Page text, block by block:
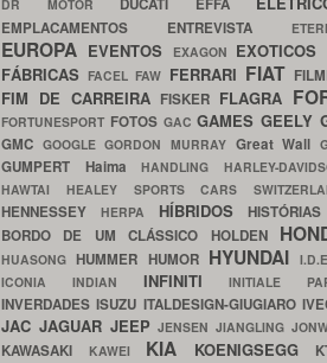
DR MOTOR DUCATI EFFA
EMPLACAMENTOS ENTREVISTA
EUROPA EVENTOS EXAGON EXOTICOS
FÁBRICASFACELFAW FERRARI FIAT
FIM DE CARREIRA FISKER FLAGRA
FORTUNESPORT FOTOS GACGAMESGEELY
GMC GOOGLEGORDON MURRAY Great Wall
GUMPERT HaimaHANDLINGHARLEY-
HAWTAI HEALEY SPORTS CARS
HENNESSEY HERPA HÍBRIDOS
BORDO DE UM CLÁSSICO HOLDEN
HUASONGHUMMER HUMOR HYUNDAI
ICONIA INDIAN INFINITIINITIALE
INVERDADESISUZU ITALDESIGN-GIUGIARO
JAC JAGUAR JEEPJENSENJIANGLING
KAWASAKI KAWEI KIA KOENIGSEGG